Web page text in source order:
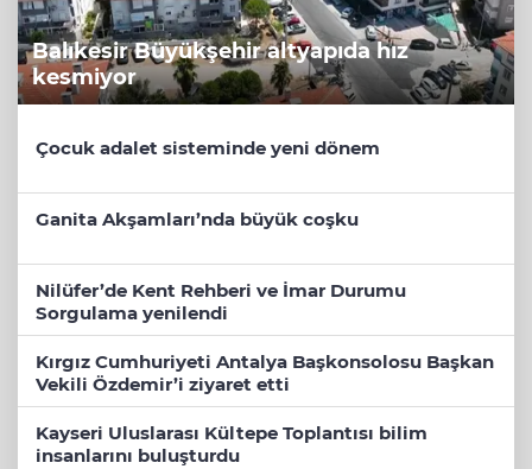
Balıkesir Büyükşehir altyapıda hız
kesmiyor
Çocuk adalet sisteminde yeni dönem
Ganita Akşamları’nda büyük coşku
Nilüfer’de Kent Rehberi ve İmar Durumu
Sorgulama yenilendi
Kırgız Cumhuriyeti Antalya Başkonsolosu Başkan
Vekili Özdemir’i ziyaret etti
Kayseri Uluslarası Kültepe Toplantısı bilim
insanlarını buluşturdu